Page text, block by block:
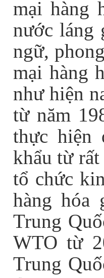
mại hàng
nước láng
ngữ,
mại hàng
như hiện
từ năm
thực hiện
khẩu từ
tổ chức
hàng hóa
Trung
WTO từ
Trung